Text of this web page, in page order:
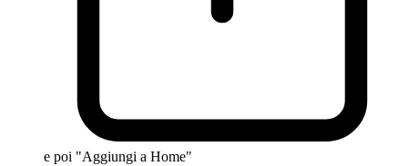
e poi "Aggiungi a Home"